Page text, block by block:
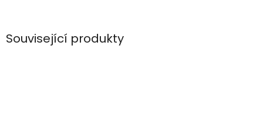
Související produkty